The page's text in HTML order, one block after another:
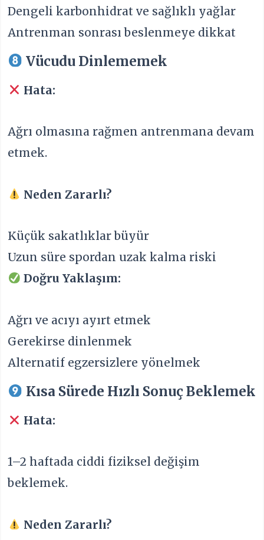
Dengeli karbonhidrat ve sağlıklı yağlar
Antrenman sonrası beslenmeye dikkat
Vücudu Dinlememek
Hata:
Ağrı olmasına rağmen antrenmana devam
etmek.
Neden Zararlı?
Küçük sakatlıklar büyür
Uzun süre spordan uzak kalma riski
Doğru Yaklaşım:
Ağrı ve acıyı ayırt etmek
Gerekirse dinlenmek
Alternatif egzersizlere yönelmek
Kısa Sürede Hızlı Sonuç Beklemek
Hata:
1–2 haftada ciddi fiziksel değişim
beklemek.
Neden Zararlı?